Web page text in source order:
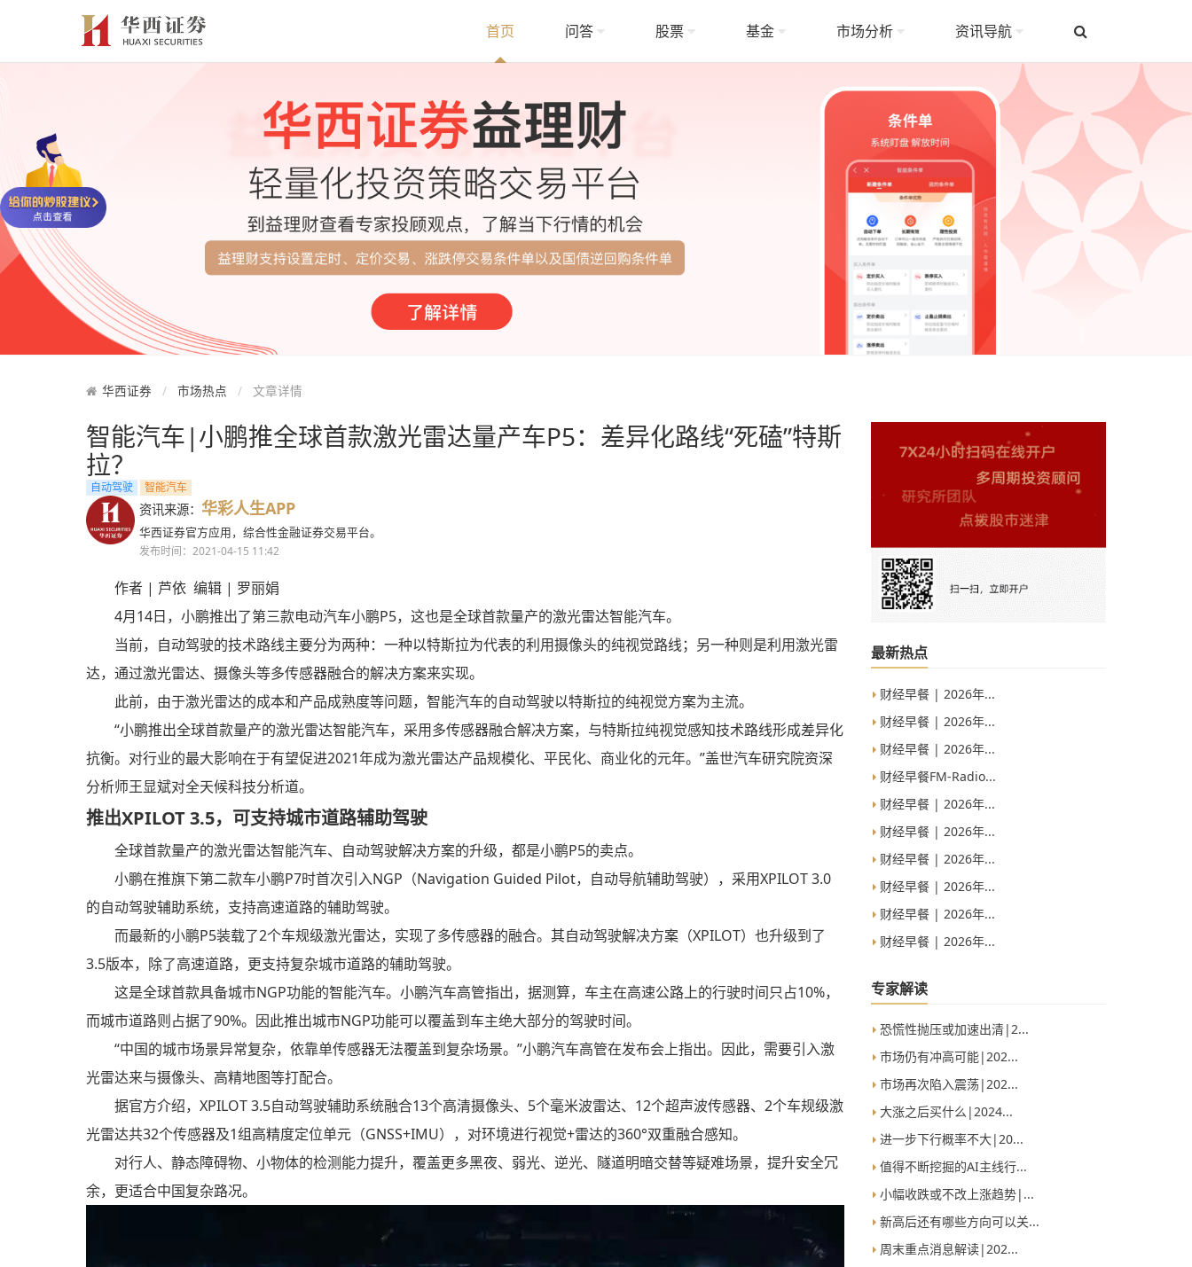
首页 问答 股票 基金 市场分析 资讯导航
华西证券 市场热点 文章详情
智能汽车|小鹏推全球首款激光雷达量产车P5：差异化路线“死磕”特斯
拉？
自动驾驶 智能汽车
资讯来源： 华彩人生APP
华西证券官方应用，综合性金融证券交易平台。
发布时间：2021-04-15 11:42
作者 | 芦依 编辑 | 罗丽娟
4月14日，小鹏推出了第三款电动汽车小鹏P5，这也是全球首款量产的激光雷达智能汽车。
当前，自动驾驶的技术路线主要分为两种：一种以特斯拉为代表的利用摄像头的纯视觉路线；另一种则是利用激光雷
达，通过激光雷达、摄像头等多传感器融合的解决方案来实现。
此前，由于激光雷达的成本和产品成熟度等问题，智能汽车的自动驾驶以特斯拉的纯视觉方案为主流。
“小鹏推出全球首款量产的激光雷达智能汽车，采用多传感器融合解决方案，与特斯拉纯视觉感知技术路线形成差异化
抗衡。对行业的最大影响在于有望促进2021年成为激光雷达产品规模化、平民化、商业化的元年。”盖世汽车研究院资深
分析师王显斌对全天候科技分析道。
推出XPILOT 3.5，可支持城市道路辅助驾驶
全球首款量产的激光雷达智能汽车、自动驾驶解决方案的升级，都是小鹏P5的卖点。
小鹏在推旗下第二款车小鹏P7时首次引入NGP（Navigation Guided Pilot，自动导航辅助驾驶），采用XPILOT 3.0
的自动驾驶辅助系统，支持高速道路的辅助驾驶。
而最新的小鹏P5装载了2个车规级激光雷达，实现了多传感器的融合。其自动驾驶解决方案（XPILOT）也升级到了
3.5版本，除了高速道路，更支持复杂城市道路的辅助驾驶。
这是全球首款具备城市NGP功能的智能汽车。小鹏汽车高管指出，据测算，车主在高速公路上的行驶时间只占10%，
而城市道路则占据了90%。因此推出城市NGP功能可以覆盖到车主绝大部分的驾驶时间。
“中国的城市场景异常复杂，依靠单传感器无法覆盖到复杂场景。”小鹏汽车高管在发布会上指出。因此，需要引入激
光雷达来与摄像头、高精地图等打配合。
据官方介绍，XPILOT 3.5自动驾驶辅助系统融合13个高清摄像头、5个毫米波雷达、12个超声波传感器、2个车规级激
光雷达共32个传感器及1组高精度定位单元（GNSS+IMU），对环境进行视觉+雷达的360°双重融合感知。
对行人、静态障碍物、小物体的检测能力提升，覆盖更多黑夜、弱光、逆光、隧道明暗交替等疑难场景，提升安全冗
余，更适合中国复杂路况。
最新热点
财经早餐 | 2026年...
财经早餐 | 2026年...
财经早餐 | 2026年...
财经早餐FM-Radio...
财经早餐 | 2026年...
财经早餐 | 2026年...
财经早餐 | 2026年...
财经早餐 | 2026年...
财经早餐 | 2026年...
财经早餐 | 2026年...
专家解读
恐慌性抛压或加速出清|2...
市场仍有冲高可能|202...
市场再次陷入震荡|202...
大涨之后买什么|2024...
进一步下行概率不大|20...
值得不断挖掘的AI主线行...
小幅收跌或不改上涨趋势|...
新高后还有哪些方向可以关...
周末重点消息解读|202...